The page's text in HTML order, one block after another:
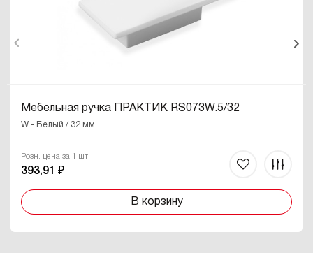
Мебельная ручка ПРАКТИК RS073W.5/32
W - Белый / 32 мм
Розн. цена за 1 шт
393,91 ₽
В корзину